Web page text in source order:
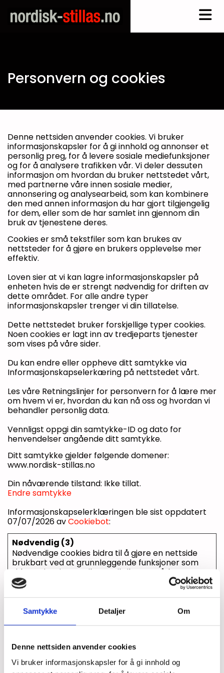
Samtykke Detaljer Om
Denne nettsiden anvender cookies
Vi bruker informasjonskapsler for å gi innhold og
Personvern og cookies
Denne nettsiden anvender cookies. Vi bruker
informasjonskapsler for å gi innhold og annonser et
personlig preg, for å levere sosiale mediefunksjoner
og for å analysere trafikken vår. Vi deler dessuten
informasjon om hvordan du bruker nettstedet vårt,
med partnerne våre innen sosiale medier,
annonsering og analysearbeid, som kan kombinere
den med annen informasjon du har gjort tilgjengelig
for dem, eller som de har samlet inn gjennom din
bruk av tjenestene deres.
Cookies er små tekstfiler som kan brukes av
nettsteder for å gjøre en brukers opplevelse mer
effektiv.
Loven sier at vi kan lagre informasjonskapsler på
enheten hvis de er strengt nødvendig for driften av
dette området. For alle andre typer
informasjonskapsler trenger vi din tillatelse.
Dette nettstedet bruker forskjellige typer cookies.
Noen cookies er lagt inn av tredjeparts tjenester
som vises på våre sider.
Du kan endre eller oppheve ditt samtykke via
Informasjonskapselerkæring på nettstedet vårt.
Les våre Retningslinjer for personvern for å lære mer
om hvem vi er, hvordan du kan nå oss og hvordan vi
behandler personlig data.
Vennligst oppgi din samtykke-ID og dato for
henvendelser angående ditt samtykke.
Ditt samtykke gjelder følgende domener:
www.nordisk-stillas.no
Din nåværende tilstand: Ikke tillat.
Endre samtykke
Informasjonskapselerklæringen ble sist oppdatert
07/07/2026 avCookiebot:
Nødvendig (3)
Nødvendige cookies bidra til å gjøre en nettside
brukbart ved at grunnleggende funksjoner som
side navigasjon og tilgang til sikre områder av
nettstedet. Nettstedet kan ikke fungere optimalt
uten disse informasjonskapslene.
Navn LeverandørHensikt
Maksimal
m [x2]
com
site-
assets.cd
to distinguish
between humans
and bots. This is